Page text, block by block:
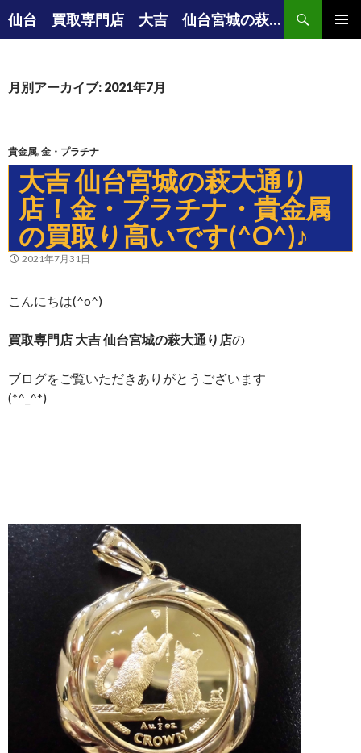
仙台 買取専門店 大吉 仙台宮城の萩大通り店の店長ブログ
検索
月別アーカイブ: 2021年7月
貴金属, 金・プラチナ
大吉 仙台宮城の萩大通り
店！金・プラチナ・貴金属
の買取り高いです(^O^)♪
2021年7月31日
こんにちは(^o^)
買取専門店 大吉 仙台宮城の萩大通り店の
ブログをご覧いただきありがとうございます
(*^_^*)